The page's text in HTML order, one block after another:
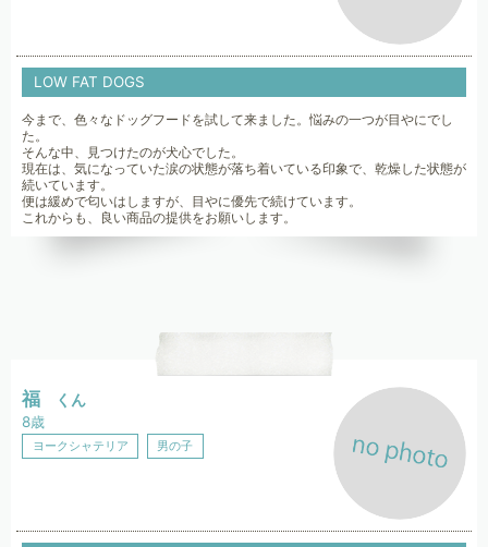
LOW FAT DOGS
今まで、色々なドッグフードを試して来ました。悩みの一つが目やにでし
た。
そんな中、見つけたのが犬心でした。
現在は、気になっていた涙の状態が落ち着いている印象で、乾燥した状態が
続いています。
便は緩めで匂いはしますが、目やに優先で続けています。
これからも、良い商品の提供をお願いします。
福 くん
8歳
ヨークシャテリア 男の子